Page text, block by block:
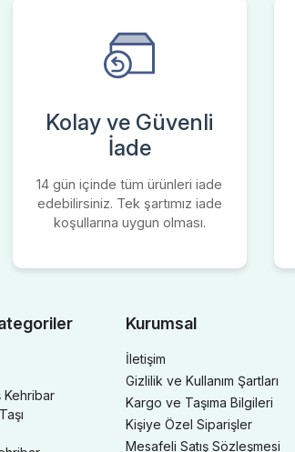
Kolay ve Güvenli
İade
14 gün içinde tüm ürünleri iade
edebilirsiniz. Tek şartımız iade
koşullarına uygun olması.
Kehribar
Kurumsal
İletişim
Gizlilik ve Kullanım Şartları
Kargo ve Taşıma Bilgileri
Kişiye Özel Siparişler
Mesafeli Satış Sözleşmesi